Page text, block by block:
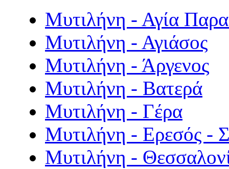
Μυτιλήνη - Αγία
Μυτιλήνη - Αγιάσος
Μυτιλήνη - Άργενος
Μυτιλήνη - Βατερά
Μυτιλήνη - Γέρα
Μυτιλήνη - Ερεσός -
Μυτιλήνη -